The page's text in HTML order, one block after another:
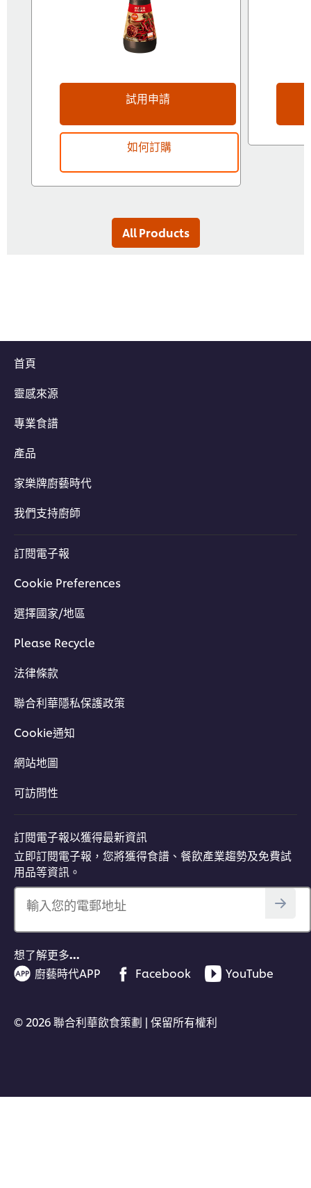
試用申請
如何訂購
All Products
首頁
靈感來源
專業食譜
產品
家樂牌廚藝時代
我們支持廚師
訂閱電子報
Cookie Preferences
選擇國家/地區
Please Recycle
法律條款
聯合利華隱私保護政策
Cookie通知
網站地圖
可訪問性
訂閱電子報以獲得最新資訊
立即訂閱電子報，您將獲得食譜、餐飲產業趨勢及免費試
用品等資訊。
輸入您的電郵地址
想了解更多…
廚藝時代APP
Facebook YouTube
© 2026 聯合利華飲食策劃 | 保留所有權利